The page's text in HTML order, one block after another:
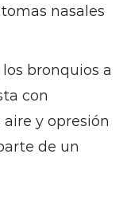
nasales
bronquios a
con
y opresión
de un